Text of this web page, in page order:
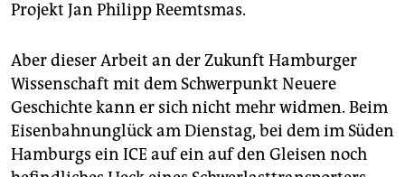
Projekt Jan Philipp Reemtsmas.
Aber dieser Arbeit an der Zukunft Hamburger
Wissenschaft mit dem Schwerpunkt Neuere
Geschichte kann er sich nicht mehr widmen. Beim
Eisenbahnunglück am Dienstag, bei dem im Süden
Hamburgs ein ICE auf ein auf den Gleisen noch